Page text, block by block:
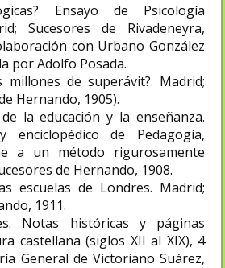
Ensayo de Psicología
Sucesores de Rivadeneyra,
con Urbano González
por Adolfo Posada.
millones de superávit?. Madrid;
Hernando, 1905).
la educación y la enseñanza.
enciclopédico de Pedagogía,
a un método rigurosamente
de Hernando, 1908.
escuelas de Londres. Madrid;
1911.
Notas históricas y páginas
castellana (siglos XII al XIX), 4
General de Victoriano Suárez,